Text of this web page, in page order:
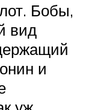
Бобы,
вид
и